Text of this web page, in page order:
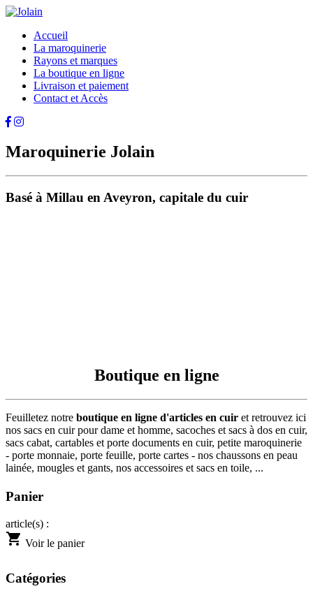
Accueil
La maroquinerie
Rayons et marques
La boutique en ligne
Livraison et paiement
Contact et Accès
Maroquinerie Jolain
Basé à Millau en Aveyron, capitale du cuir
Boutique en ligne
Feuilletez notre boutique en ligne d'articles en cuir et retrouvez ici
nos sacs en cuir pour dame et homme, sacoches et sacs à dos en cuir,
sacs cabat, cartables et porte documents en cuir, petite maroquinerie
- porte monnaie, porte feuille, porte cartes - nos chaussons en peau
lainée, mougles et gants, nos accessoires et sacs en toile, ...
Panier
article(s) :
shopping_cart Voir le panier
Catégories